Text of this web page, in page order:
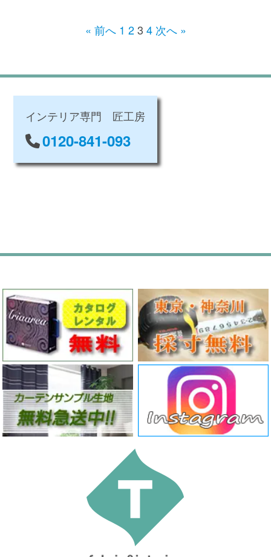
« 前へ 1 2 3 4 次へ »
インテリア専門 匠工房
0120-841-093